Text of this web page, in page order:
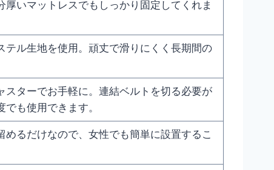
いマットレスでもしっかり固定してくれま
テル生地を使用。頑丈で滑りにくく長期間の
スターでお手軽に。連結ベルトを切る必要が
も使用できます。
るだけなので、女性でも簡単に設置するこ